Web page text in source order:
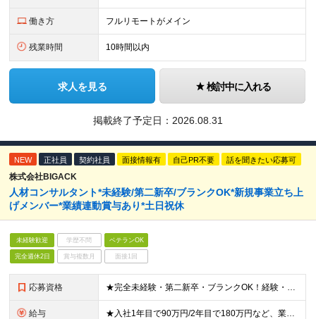
働き方 フルリモートがメイン
残業時間 10時間以内
求人を見る 検討中に入れる
掲載終了予定日： 2026.08.31
NEW 正社員 契約社員 面接情報有 自己PR不要 話を聞きたい応募可
株式会社BIGACK
人材コンサルタント*未経験/第二新卒/ブランクOK*新規事業立ち上
げメンバー*業績連動賞与あり*土日祝休
未経験歓迎 学歴不問 ベテランOK
完全週休2日 賞与複数月 面接1回
応募資格 ★完全未経験・第二新卒・ブランクOK！経験・スキルは一切不問です ★高卒以上 「新規事業にチャレンジしたい」「成長中の企業でキャリアアップしたい」「意欲的な仲間たちと切磋琢磨したい」など、あなたの人
給与 ★入社1年目で90万円/2年目で180万円など、業績連動賞与で高額還元あり！ ★月給23～29万円＋業績連動賞与：年4回＋各種手当 ※月給には、固定残業代（月20時間分／31,000円）を含みます。